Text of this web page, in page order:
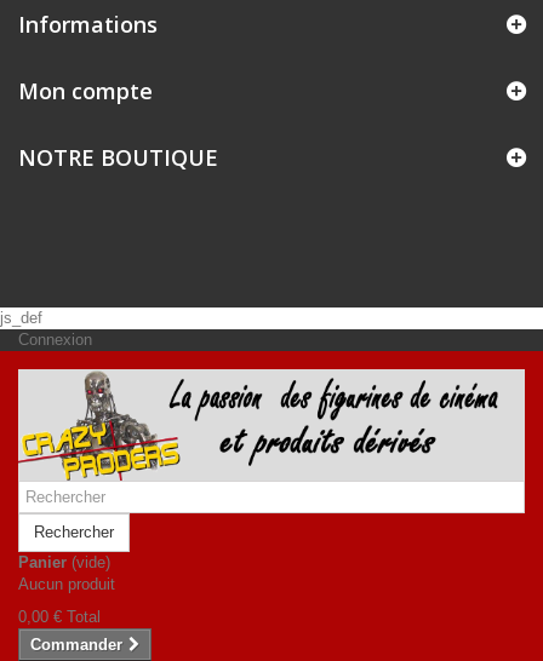
Informations
Mon compte
NOTRE BOUTIQUE
js_def
Connexion
Rechercher
Panier (vide)
Aucun produit
0,00 € Total
Commander